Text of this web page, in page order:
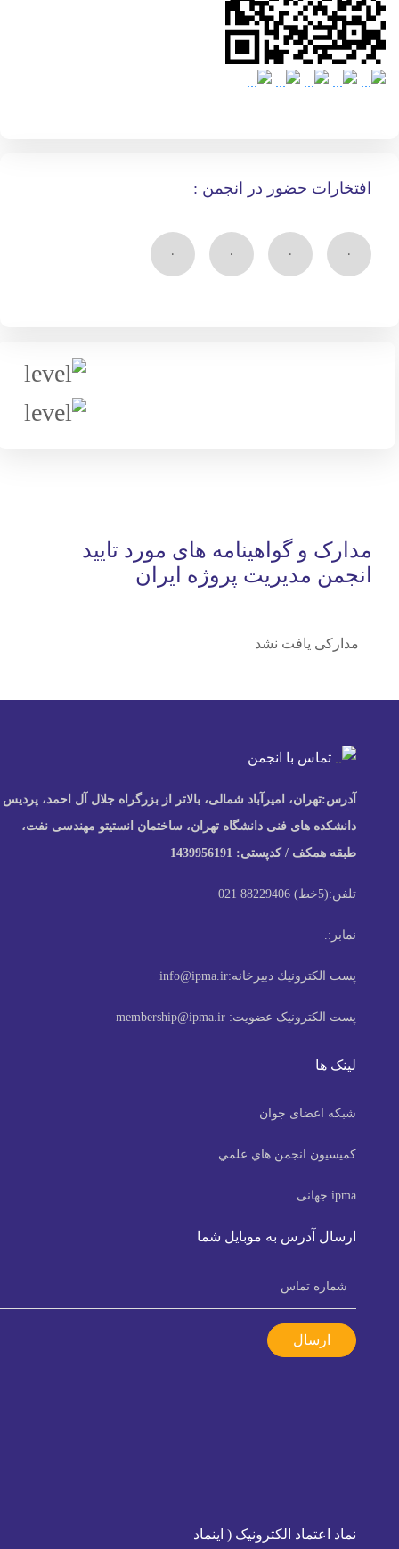
افتخارات حضور در انجمن :
مدارک و گواهینامه های مورد تایید
انجمن مدیریت پروژه ایران
مدارکی یافت نشد
تماس با انجمن
آدرس:تهران، امیرآباد شمالی، بالاتر از بزرگراه جلال آل احمد، پردیس
دانشکده های فنی دانشگاه تهران، ساختمان انستیتو مهندسی نفت،
طبقه همکف / کدپستی: 1439956191
تلفن:(5خط) 88229406 021
نمابر:.
پست الكترونيك دبیرخانه:info@ipma.ir
پست الکترونیک عضویت:membership@ipma.ir
لینک ها
شبکه اعضای جوان
كميسيون انجمن هاي علمي
ipma جهانی
ارسال آدرس به موبایل شما
ارسال
نماد اعتماد الکترونیک ( اینماد